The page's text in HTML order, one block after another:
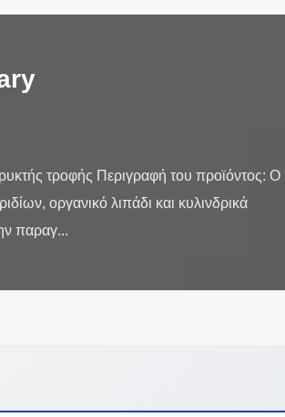
τροφής Περιγραφή του προϊόντος: Ο
οργανικό λιπάδι και κυλινδρικά